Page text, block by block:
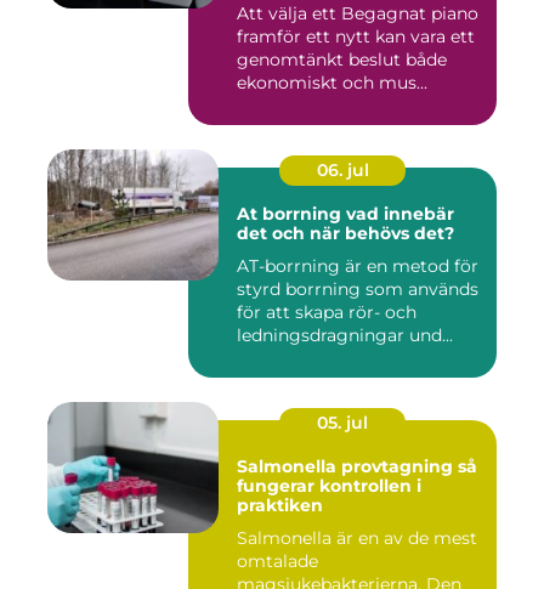
Att välja ett Begagnat piano
framför ett nytt kan vara ett
genomtänkt beslut både
ekonomiskt och mus...
06. jul
At borrning vad innebär
det och när behövs det?
AT-borrning är en metod för
styrd borrning som används
för att skapa rör- och
ledningsdragningar und...
05. jul
Salmonella provtagning så
fungerar kontrollen i
praktiken
Salmonella är en av de mest
omtalade
magsjukebakterierna. Den